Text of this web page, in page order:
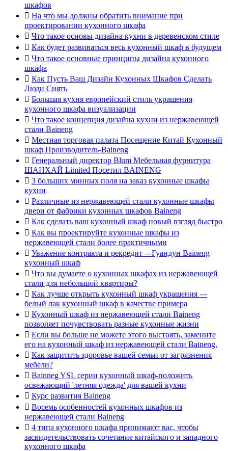
шкафов
 На что мы должны обратить внимание при
проектировании кухонного шкафа
 Что такое основы дизайна кухни в деревенском стиле
 Как будет развиваться весь кухонный шкаф в будущем
 Что такое основные принципы дизайна кухонного
шкафа
 Как Пусть Ваш Дизайн Кухонных Шкафов Сделать
Люди Сиять
 Большая кухня европейский стиль украшения
кухонного шкафа визуализации
 Что такое концепция дизайна кухни из нержавеющей
стали Baineng
 Местная торговая палата Посещение Китай Кухонный
шкаф Производитель-Baineng
 Генеральный директор Blum Мебельная фурнитура
ШАНХАЙ Limited Посетил BAINENG
 3 больших минных поля на заказ кухонные шкафы
кухни
 Различные из нержавеющей стали кухонные шкафы
двери от фабрики кухонных шкафов Baineng
 Как сделать ваш кухонный шкаф новый взгляд быстро
 Как вы проектируйте кухонные шкафы из
нержавеющей стали более практичными
 Уважение контракта и рекредит -- Гуандун Baineng
кухонный шкаф
 Что вы думаете о кухонных шкафах из нержавеющей
стали для небольшой квартиры?
 Как лучше открыть кухонный шкаф украшения ---
белый лак кухонный шкаф в качестве примера
 Кухонный шкаф из нержавеющей стали Baineng
позволяет почувствовать разные кухонные жизни
 Если вы больше не можете этого выстоять, замените
его на кухонный шкаф из нержавеющей стали Baineng.
 Как защитить здоровье вашей семьи от загрязнения
мебели?
 Bainneg YSL серии кухонный шкаф-положить
освежающий 'летняя одежда' для вашей кухни
 Курс развития Baineng
 Восемь особенностей кухонных шкафов из
нержавеющей стали Baineng
 4 типа кухонного шкафа принимают вас, чтобы
засвидетельствовать сочетание китайского и западного
кухонного шкафа